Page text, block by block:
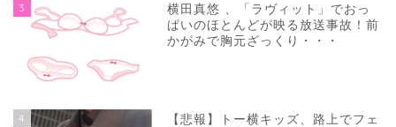
3
横田真悠 、「ラヴィット」でおっ
ぱいのほとんどが映る放送事故！前
かがみで胸元ざっくり・・・
4
【悲報】トー横キッズ、路上でフェ